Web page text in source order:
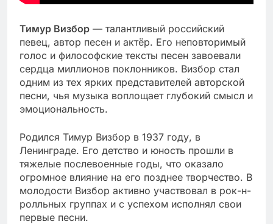
Тимур Визбор — талантливый российский
певец, автор песен и актёр. Его неповторимый
голос и философские тексты песен завоевали
сердца миллионов поклонников. Визбор стал
одним из тех ярких представителей авторской
песни, чья музыка воплощает глубокий смысл и
эмоциональность.
Родился Тимур Визбор в 1937 году, в
Ленинграде. Его детство и юность прошли в
тяжелые послевоенные годы, что оказало
огромное влияние на его позднее творчество. В
молодости Визбор активно участвовал в рок-н-
ролльных группах и с успехом исполнял свои
первые песни.